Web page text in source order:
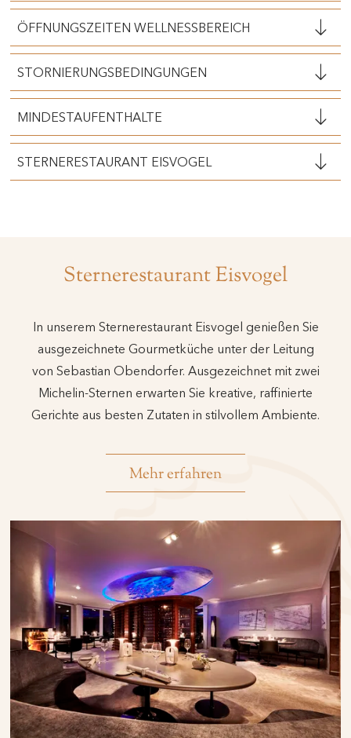
ÖFFNUNGSZEITEN WELLNESSBEREICH
STORNIERUNGSBEDINGUNGEN
MINDESTAUFENTHALTE
STERNERESTAURANT EISVOGEL
Sternerestaurant Eisvogel
In unserem Sternerestaurant Eisvogel genießen Sie
ausgezeichnete Gourmetküche unter der Leitung
von Sebastian Obendorfer. Ausgezeichnet mit zwei
Michelin-Sternen erwarten Sie kreative, raffinierte
Gerichte aus besten Zutaten in stilvollem Ambiente.
Mehr erfahren